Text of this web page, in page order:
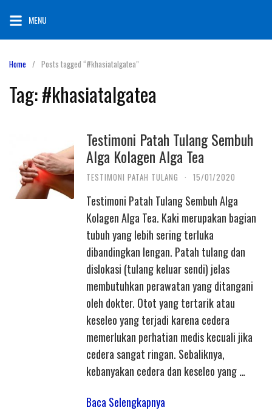
content
MENU
Home Posts tagged “#khasiatalgatea”
Tag:#khasiatalgatea
Testimoni Patah Tulang Sembuh
Alga Kolagen Alga Tea
TESTIMONI PATAH TULANG · 15/01/2020
Testimoni Patah Tulang Sembuh Alga
Kolagen Alga Tea. Kaki merupakan bagian
tubuh yang lebih sering terluka
dibandingkan lengan. Patah tulang dan
dislokasi (tulang keluar sendi) jelas
membutuhkan perawatan yang ditangani
oleh dokter. Otot yang tertarik atau
keseleo yang terjadi karena cedera
memerlukan perhatian medis kecuali jika
cedera sangat ringan. Sebaliknya,
kebanyakan cedera dan keseleo yang …
Baca Selengkapnya